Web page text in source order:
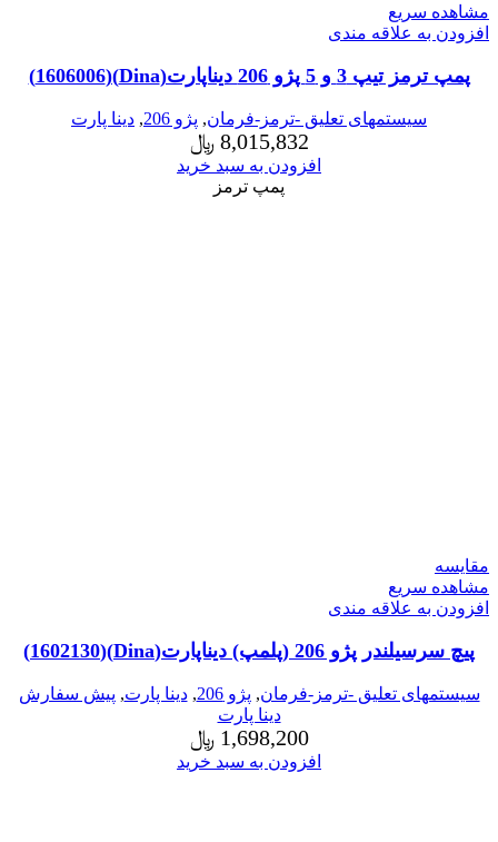
مشاهده سریع
افزودن به علاقه مندی
پمپ ترمز تیپ 3 و 5 پژو 206 دیناپارت(Dina)(1606006)
سیستمهای تعلیق -ترمز-فرمان, پژو 206 , دینا پارت
8,015,832 ﷼
افزودن به سبد خرید
پمپ ترمز
مقایسه
مشاهده سریع
افزودن به علاقه مندی
پیچ سرسیلندر پژو 206 (پلمپ) دیناپارت(Dina)(1602130)
سیستمهای تعلیق -ترمز-فرمان, پژو 206 ,دینا پارت, پیش سفارش
دینا پارت
1,698,200 ﷼
افزودن به سبد خرید